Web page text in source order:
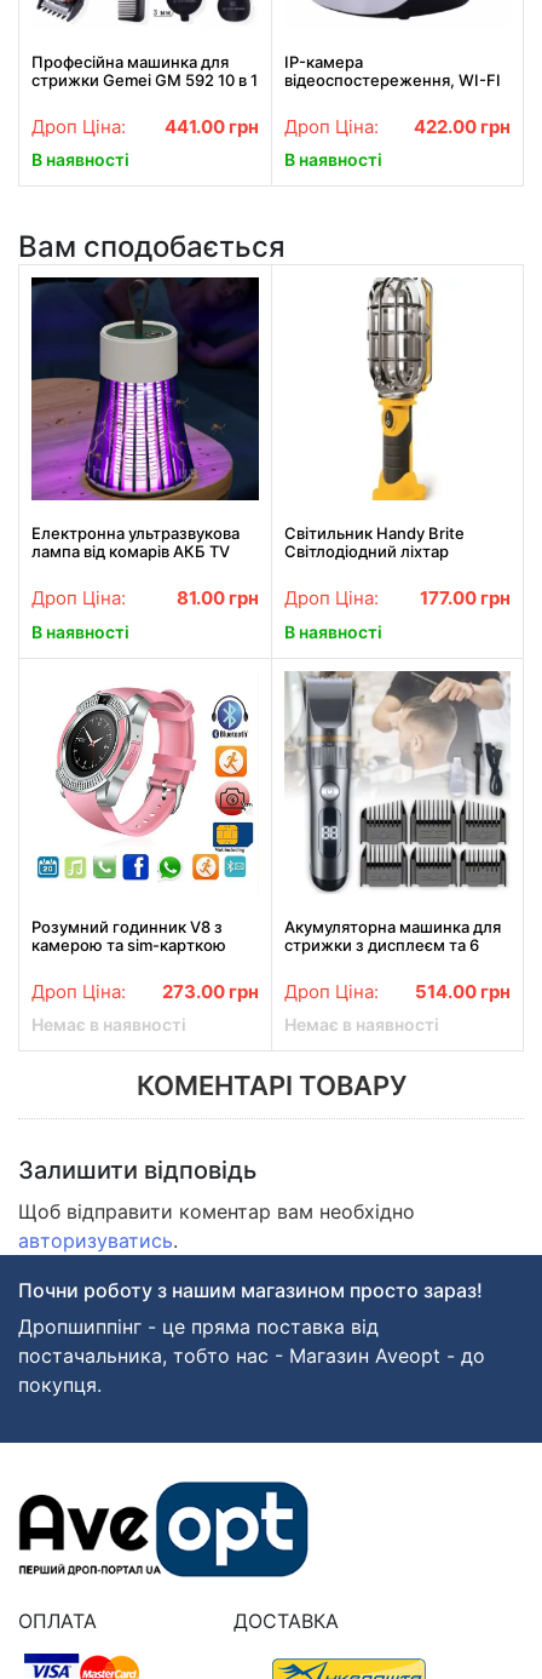
Професійна машинка для
стрижки Gemei GM 592 10 в 1
Дроп Ціна: 441.00 грн
В наявності
IP-камера
відеоспостереження, WI-FI
нічне бачення
Дроп Ціна: 422.00 грн
В наявності
Вам сподобається
Електронна ультразвукова
лампа від комарів AКБ TV
Дроп Ціна: 81.00 грн
В наявності
Світильник Handy Brite
Світлодіодний ліхтар
Дроп Ціна: 177.00 грн
В наявності
Розумний годинник V8 з
камерою та sim-карткою
Дроп Ціна: 273.00 грн
Немає в наявності
Акумуляторна машинка для
стрижки з дисплеєм та 6
Дроп Ціна: 514.00 грн
Немає в наявності
КОМЕНТАРІ ТОВАРУ
Залишити відповідь
Щоб відправити коментар вам необхідно
авторизуватись.
Почни роботу з нашим магазином просто зараз!
Дропшиппінг - це пряма поставка від
постачальника, тобто нас - Магазин Aveopt - до
покупця.
ОПЛАТА ДОСТАВКА